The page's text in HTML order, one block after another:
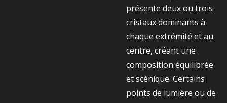
présente deux ou trois
cristaux dominants à
chaque extrémité et au
centre, créant une
composition équilibrée
et scénique. Certains
points de lumière ou de